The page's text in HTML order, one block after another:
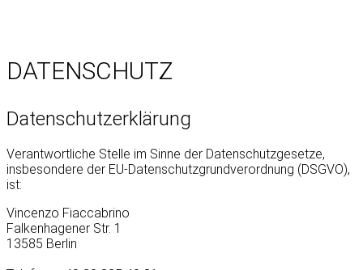
DATENSCHUTZ
Datenschutzerklärung
Verantwortliche Stelle im Sinne der Datenschutzgesetze,
insbesondere der EU-Datenschutzgrundverordnung (DSGVO),
ist:
Vincenzo Fiaccabrino
Falkenhagener Str. 1
13585 Berlin